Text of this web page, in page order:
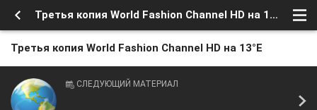
Третья копия World Fashion Channel HD на 13°E
Третья копия World Fashion Channel HD на 13°E
СЛЕДУЮЩИЙ МАТЕРИАЛ